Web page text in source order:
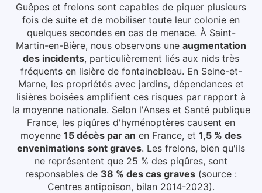
Guêpes et frelons sont capables de piquer plusieurs
fois de suite et de mobiliser toute leur colonie en
quelques secondes en cas de menace. À Saint-
Martin-en-Bière, nous observons une augmentation
des incidents, particulièrement liés aux nids très
fréquents en lisière de fontainebleau. En Seine-et-
Marne, les propriétés avec jardins, dépendances et
lisières boisées amplifient ces risques par rapport à
la moyenne nationale. Selon l'Anses et Santé publique
France, les piqûres d'hyménoptères causent en
moyenne 15 décès par an en France, et 1,5 % des
envenimations sont graves. Les frelons, bien qu'ils
ne représentent que 25 % des piqûres, sont
responsables de 38 % des cas graves (source :
Centres antipoison, bilan 2014-2023).